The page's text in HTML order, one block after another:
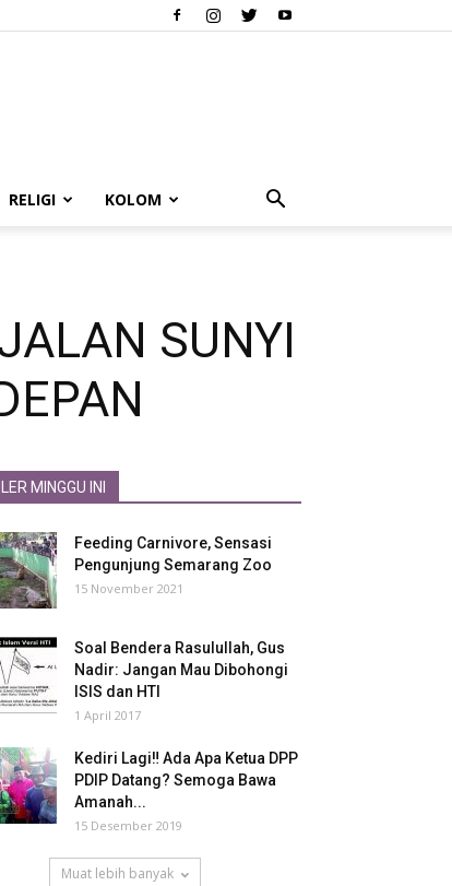
RELIGI KOLOM
SUNYI
MINGGU INI
Feeding Carnivore, Sensasi
Pengunjung Semarang Zoo
15 November 2021
Soal Bendera Rasulullah, Gus
Nadir: Jangan Mau Dibohongi
ISIS dan HTI
1 April 2017
Kediri Lagi‼ Ada Apa Ketua DPP
PDIP Datang? Semoga Bawa
Amanah...
15 Desember 2019
Muat lebih banyak